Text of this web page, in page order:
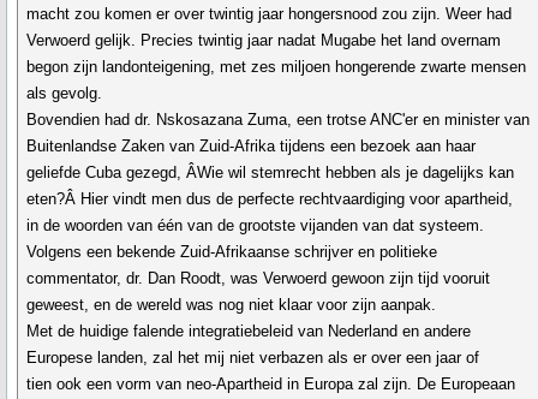
macht zou komen er over twintig jaar hongersnood zou zijn. Weer had
Verwoerd gelijk. Precies twintig jaar nadat Mugabe het land overnam
begon zijn landonteigening, met zes miljoen hongerende zwarte mensen
als gevolg.
Bovendien had dr. Nskosazana Zuma, een trotse ANC'er en minister van
Buitenlandse Zaken van Zuid-Afrika tijdens een bezoek aan haar
geliefde Cuba gezegd, ÂWie wil stemrecht hebben als je dagelijks kan
eten?Â Hier vindt men dus de perfecte rechtvaardiging voor apartheid,
in de woorden van één van de grootste vijanden van dat systeem.
Volgens een bekende Zuid-Afrikaanse schrijver en politieke
commentator, dr. Dan Roodt, was Verwoerd gewoon zijn tijd vooruit
geweest, en de wereld was nog niet klaar voor zijn aanpak.
Met de huidige falende integratiebeleid van Nederland en andere
Europese landen, zal het mij niet verbazen als er over een jaar of
tien ook een vorm van neo-Apartheid in Europa zal zijn. De Europeaan